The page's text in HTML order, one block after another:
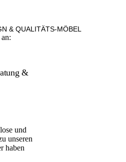
& QUALITÄTS-MÖBEL
&
und
unseren
haben